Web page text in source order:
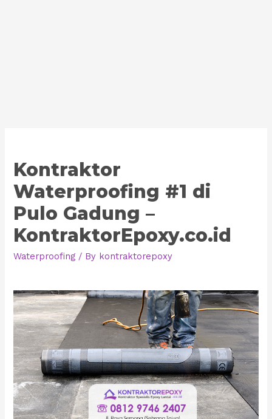
Kontraktor
Waterproofing #1 di
Pulo Gadung –
KontraktorEpoxy.co.id
Waterproofing / By kontraktorepoxy